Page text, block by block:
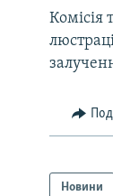
Комісія
Новини